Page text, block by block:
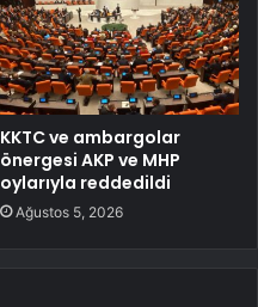
KKTC ve ambargolar
önergesi AKP ve MHP
oylarıyla reddedildi
Ağustos 5, 2026